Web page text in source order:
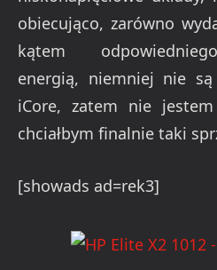
obiecująco, zarówno
kątem
energią, niemniej nie
iCore, zatem nie
chciałbym finalnie taki
[showads ad=rek3]